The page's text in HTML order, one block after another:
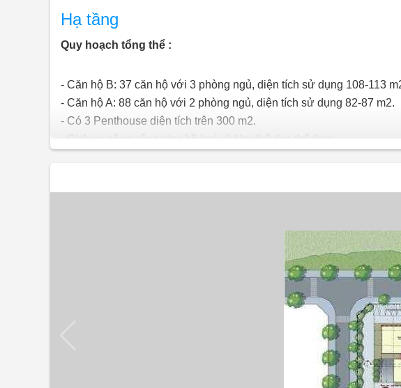
Hạ tầng
Quy hoạch tổng thể :
- Căn hộ B: 37 căn hộ với 3 phòng ngủ, diện tích sử dụng 108-113
- Căn hộ A: 88 căn hộ với 2 phòng ngủ, diện tích sử dụng 82-87 m2.
- Có 3 Penthouse diện tích trên 300 m2.
- Dịch vụ công cộng như hồ bơi và khu thể dục thể thao.
Chung cư Điền Phúc Thànhđược thiết kế theo phong cách kiến
không khí trong lành. Chung cư tiếp giáp với công viên dự kiến
Công trình được trang bị hệ thống kỹ thuật hiện đại và an toàn
chung cư còn bố trí một hồ bơi và khu thể dục thể thao nhằm đáp